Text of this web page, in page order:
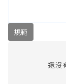
規範
還沒